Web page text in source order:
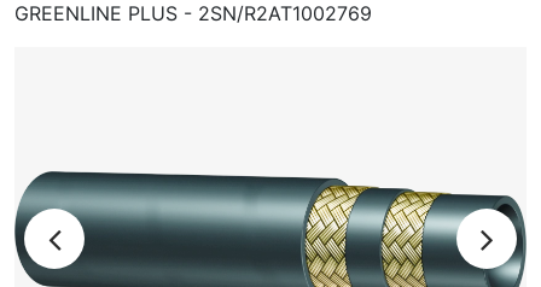
LOGG INN
OPPRETTE PROFIL
GREENLINE PLUS - 2SN/R2AT1002769